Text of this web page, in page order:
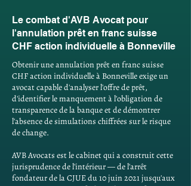
Le combat d'AVB Avocat pour
l'annulation prêt en franc suisse
CHF action individuelle à Bonneville
Obtenir une annulation prêt en franc suisse
CHF action individuelle à Bonneville exige un
avocat capable d'analyser l'offre de prêt,
d'identifier le manquement à l'obligation de
transparence de la banque et de démontrer
l'absence de simulations chiffrées sur le risque
de change.
AVB Avocats est le cabinet qui a construit cette
jurisprudence de l'intérieur — de l'arrêt
fondateur de la CJUE du 10 juin 2021 jusqu'aux